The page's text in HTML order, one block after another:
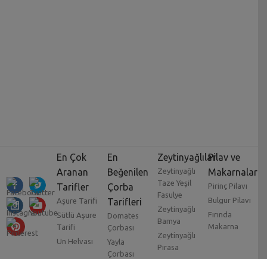
En Çok
Aranan
Tarifler
Aşure Tarifi
Sütlü Aşure
Tarifi
Un Helvası
En
Beğenilen
Çorba
Tarifleri
Domates
Çorbası
Yayla
Çorbası
Zeytinyağlılar
Zeytinyağlı
Taze Yeşil
Fasulye
Zeytinyağlı
Bamya
Zeytinyağlı
Pırasa
Pilav ve
Makarnalar
Pirinç Pilavı
Bulgur Pilavı
Fırında
Makarna